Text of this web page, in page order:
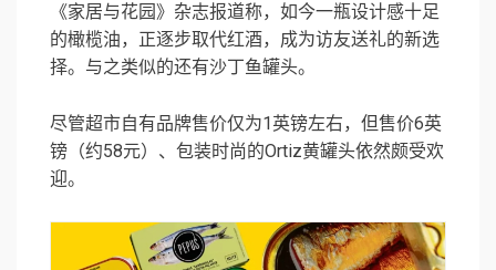
《家居与花园》杂志报道称，如今一瓶设计感十足
的橄榄油，正逐步取代红酒，成为访友送礼的新选
择。与之类似的还有沙丁鱼罐头。
尽管超市自有品牌售价仅为1英镑左右，但售价6英
镑（约58元）、包装时尚的Ortiz黄罐头依然颇受欢
迎。